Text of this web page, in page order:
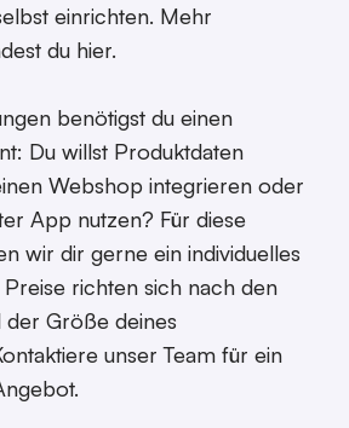
einrichten. Mehr
du hier.
benötigst du einen
Du willst Produktdaten
Webshop integrieren oder
App nutzen? Für diese
wir dir gerne ein individuelles
richten sich nach den
der Größe deines
unser Team für ein